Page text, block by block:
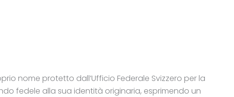
nome protetto dall’Ufficio Federale Svizzero per la
fedele alla sua identità originaria, esprimendo un